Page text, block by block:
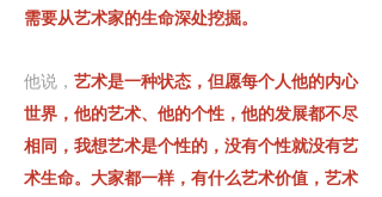
需要从艺术家的生命深处挖掘。
他说， 艺术是一种状态，但愿每个人他的内心
世界，他的艺术、他的个性，他的发展都不尽
相同，我想艺术是个性的，没有个性就没有艺
术生命。大家都一样，有什么艺术价值，艺术